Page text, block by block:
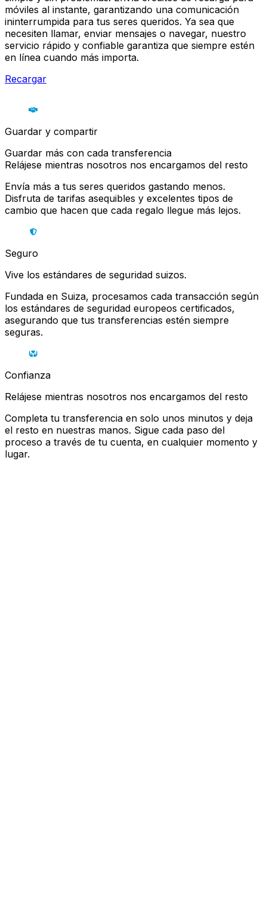
móviles al instante, garantizando una comunicación
ininterrumpida para tus seres queridos. Ya sea que
necesiten llamar, enviar mensajes o navegar, nuestro
servicio rápido y confiable garantiza que siempre estén
en línea cuando más importa.
Recargar
Guardar y compartir
Guardar más con cada transferencia
Relájese mientras nosotros nos encargamos del resto
Envía más a tus seres queridos gastando menos.
Disfruta de tarifas asequibles y excelentes tipos de
cambio que hacen que cada regalo llegue más lejos.
Seguro
Vive los estándares de seguridad suizos.
Fundada en Suiza, procesamos cada transacción según
los estándares de seguridad europeos certificados,
asegurando que tus transferencias estén siempre
seguras.
Confianza
Relájese mientras nosotros nos encargamos del resto
Completa tu transferencia en solo unos minutos y deja
el resto en nuestras manos. Sigue cada paso del
proceso a través de tu cuenta, en cualquier momento y
lugar.